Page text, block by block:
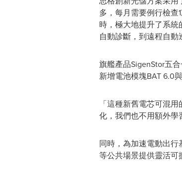
多，每月需要例行檢
時，極大地提升了系
自動診斷，到遠程自動
旗艦產品SigenStor五
新增電池模塊BAT 6.0
「這種新舊電芯可混
化，我們也不用額外學
同時，為加速電動出
等公共場景提供靈活可